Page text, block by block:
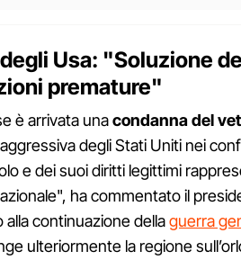
Usa: "Soluzione
premature"
è arrivata unacondanna del
degli Stati Uniti nei
e dei suoi diritti legittimi
ha commentato il
continuazione dellaguerra
ulteriormente la regione